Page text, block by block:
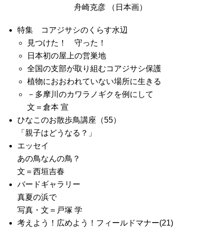
舟崎克彦 （日本画）
特集 コアジサシのくらす水辺
見つけた！ 守った！
日本初の屋上の営巣地
全国の支部が取り組むコアジサシ保護
植物におおわれていない場所に生きる
－多摩川のカワラノギクを例にして
文＝倉本 宣
ひなこのお散歩鳥講座（55）
「親子はどうなる？」
エッセイ
あの鳥なんの鳥？
文＝西垣吉春
バードギャラリー
真夏の浜で
写真・文＝戸塚 学
考えよう！広めよう！フィールドマナー(21)